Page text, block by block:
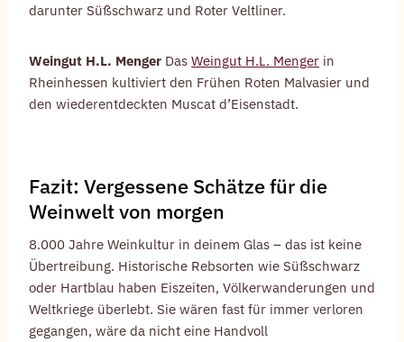
darunter Süßschwarz und Roter Veltliner.
Weingut H.L. Menger Das Weingut H.L. Menger in
Rheinhessen kultiviert den Frühen Roten Malvasier und
den wiederentdeckten Muscat d’Eisenstadt.
Fazit: Vergessene Schätze für die
Weinwelt von morgen
8.000 Jahre Weinkultur in deinem Glas – das ist keine
Übertreibung. Historische Rebsorten wie Süßschwarz
oder Hartblau haben Eiszeiten, Völkerwanderungen und
Weltkriege überlebt. Sie wären fast für immer verloren
gegangen, wäre da nicht eine Handvoll